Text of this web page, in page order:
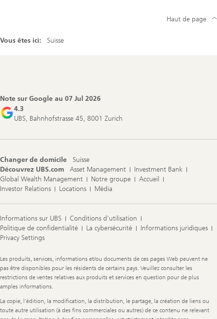
Vous êtes ici: Suisse
Haut de page
Note sur Google au 07 Jul 2026
4.3
UBS, Bahnhofstrasse 45, 8001 Zurich
Changer de domicile
Suisse
Découvrez UBS.com
Asset Management
Investment Bank
Global Wealth Management
Notre groupe
Accueil
Investor Relations
Locations Média
Informations sur UBS
Conditions d'utilisation
Politique de confidentialité
La cybersécurité
Informations juridiques
Privacy Settings
Legal
Information
Les produits, services, informations et/ou documents de ces pages Web peuvent ne
pas être disponibles pour les résidents de certains pays. Veuillez consulter les
restrictions de ventes relatives aux produits et services en question pour de plus
amples informations.
La copie, l'édition, la modification, la distribution, le partage, la création de liens ou
toute autre utilisation (à des fins commerciales ou autres) de ce contenu ne relevant